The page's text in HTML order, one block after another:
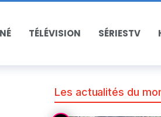
TÉLÉVISION SÉRIESTV
Les actualités du